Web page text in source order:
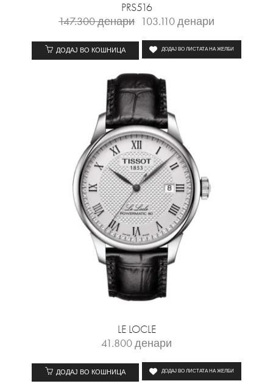
PRS516
147.300денари 103.110денари
ДОДАЈ ВО КОШНИЦА ДОДАЈ ВО ЛИСТАТА НА ЖЕЛБИ
LE LOCLE
41.800денари
ДОДАЈ ВО КОШНИЦА ДОДАЈ ВО ЛИСТАТА НА ЖЕЛБИ